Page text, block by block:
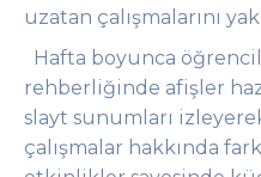
uzatan çalışmalarını
Hafta boyunca
rehberliğinde afişler
slayt sunumları izleyerek
çalışmalar hakkında